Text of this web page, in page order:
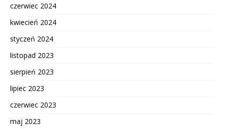
czerwiec 2024
kwiecień 2024
styczeń 2024
listopad 2023
sierpień 2023
lipiec 2023
czerwiec 2023
maj 2023